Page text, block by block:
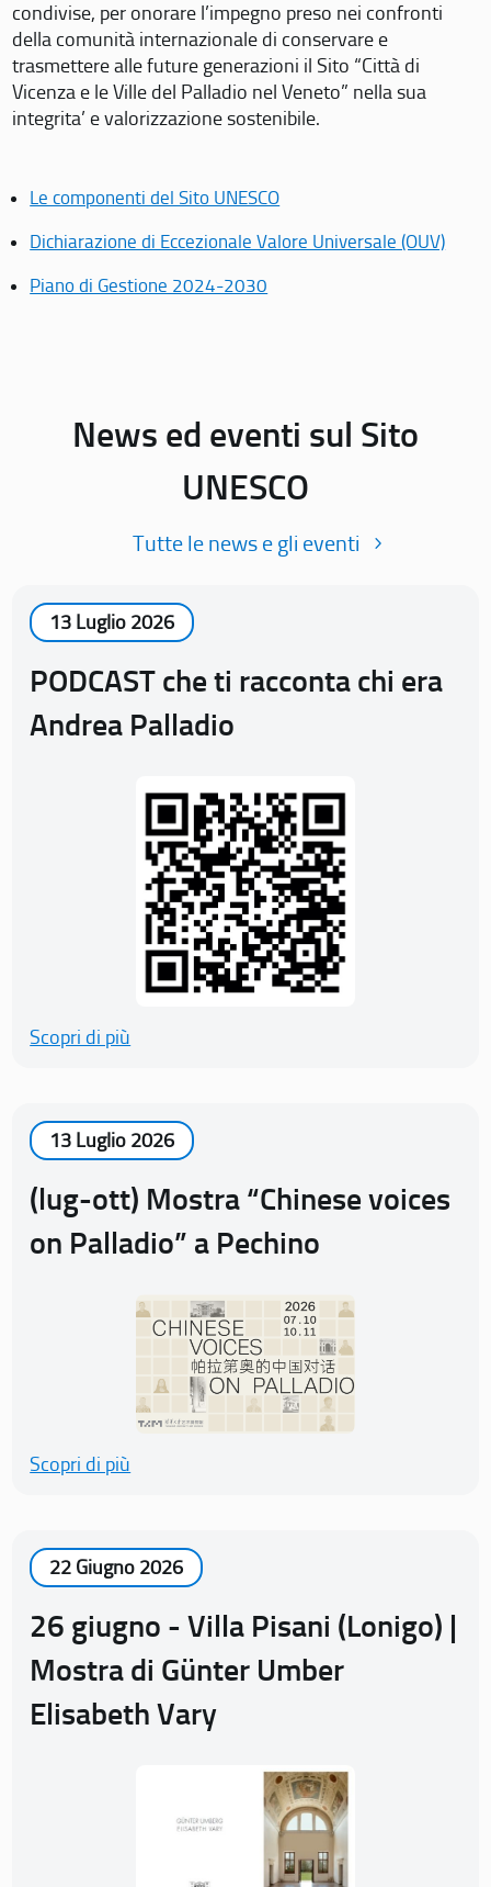
condivise, per onorare l’impegno preso nei confronti
della comunità internazionale di conservare e
trasmettere alle future generazioni il Sito “Città di
Vicenza e le Ville del Palladio nel Veneto” nella sua
integrita’ e valorizzazione sostenibile.
Le componenti del Sito UNESCO
Dichiarazione di Eccezionale Valore Universale (OUV)
Piano di Gestione 2024-2030
News ed eventi sul Sito
UNESCO
Tutte le news e gli eventi
13 Luglio 2026
PODCAST che ti racconta chi era
Andrea Palladio
Scopri di più
13 Luglio 2026
(lug-ott) Mostra “Chinese voices
on Palladio” a Pechino
Scopri di più
22 Giugno 2026
26 giugno - Villa Pisani (Lonigo) |
Mostra di Günter Umber
Elisabeth Vary